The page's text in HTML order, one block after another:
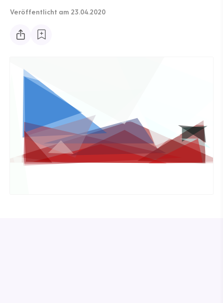
Veröffentlicht am 23.04.2020